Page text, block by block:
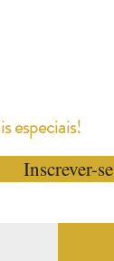
Inscrever-se
especiais!